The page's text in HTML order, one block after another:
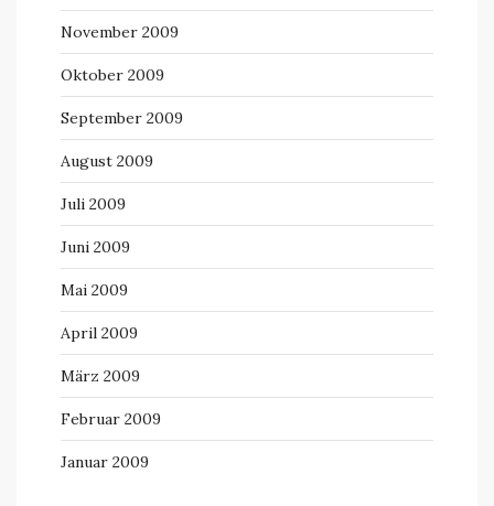
November 2009
Oktober 2009
September 2009
August 2009
Juli 2009
Juni 2009
Mai 2009
April 2009
März 2009
Februar 2009
Januar 2009